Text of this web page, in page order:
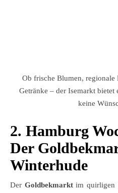
Ob frische Blumen, regionale
Getränke – der Isemarkt bietet
keine
2. Hamburg
Der
Winterhude
Der Goldbekmarktim quirligen